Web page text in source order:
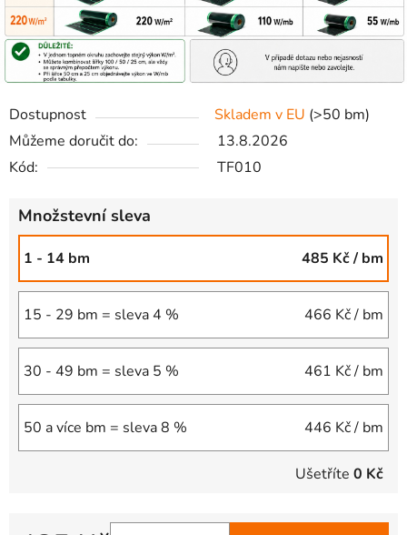
Dostupnost Skladem v EU (>50 bm)
Můžeme doručit do:
13.8.2026
Kód:
TF010
Množstevní sleva
1 - 14 bm 485 Kč/ bm
15 - 29 bm = sleva 4 % 466 Kč/ bm
30 - 49 bm = sleva 5 % 461 Kč/ bm
50 a více bm = sleva 8 % 446 Kč/ bm
Ušetříte 0 Kč